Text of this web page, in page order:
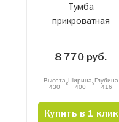
Тумба
прикроватная
8 770 руб.
Высота
430
xШирина
400
xГлубина
416
Купить в 1 клик